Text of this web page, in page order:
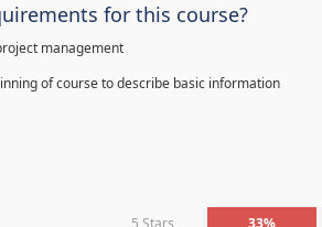
for this course?
management
of course to describe basic information
5 Stars 33%